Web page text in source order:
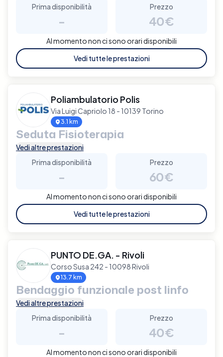
Prima disponibilità
-
Prezzo
40€
Al momento non ci sono orari disponibili
Vedi tutte le prestazioni
Poliambulatorio Polis
Via Luigi Capriolo 18 - 10139 Torino
3.1 km
Seduta Fisioterapia
Vedi altre prestazioni
Prima disponibilità
-
Prezzo
60€
Al momento non ci sono orari disponibili
Vedi tutte le prestazioni
PUNTO DE.GA. - Rivoli
Corso Susa 242 - 10098 Rivoli
13.7 km
Bendaggio funzionale post linfo
Vedi altre prestazioni
Prima disponibilità
-
Prezzo
40€
Al momento non ci sono orari disponibili